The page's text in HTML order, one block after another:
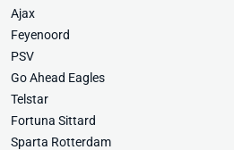
Ajax
Feyenoord
PSV
Go Ahead Eagles
Telstar
Fortuna Sittard
Sparta Rotterdam